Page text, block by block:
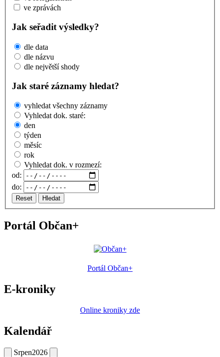
ve zprávách
Jak seřadit výsledky?
dle data
dle názvu
dle největší shody
Jak staré záznamy hledat?
vyhledat všechny záznamy
Vyhledat dok. staré:
den
týden
měsíc
rok
Vyhledat dok. v rozmezí:
od:
do:
Reset Hledat
Portál Občan+
Portál Občan+
E-kroniky
Online kroniky zde
Kalendář
Srpen2026